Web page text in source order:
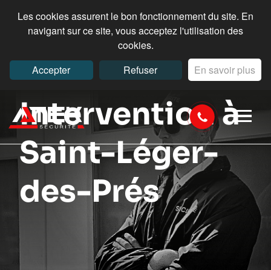
Les cookies assurent le bon fonctionnement du site. En
navigant sur ce site, vous acceptez l'utilisation des
cookies.
Accepter
Refuser En savoir plus
Intervention à
Saint-Léger-
des-Prés